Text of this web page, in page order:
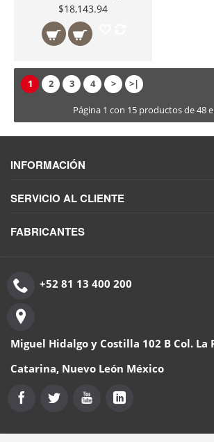
$18,143.94
1 2 3 4 > >|
Página 1 con 15 productos de 48
INFORMACIÓN
SERVICIO AL CLIENTE
FABRICANTES
+52 81 13 400 200
Miguel Hidalgo y Costilla 102 B Col. La
Catarina, Nuevo León México